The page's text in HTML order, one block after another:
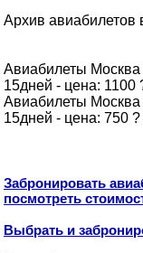
Архив
Авиабилеты
15дней - цена: 1100
Авиабилеты
15дней - цена: 750 ?
Забронировать
посмотреть
Выбрать и